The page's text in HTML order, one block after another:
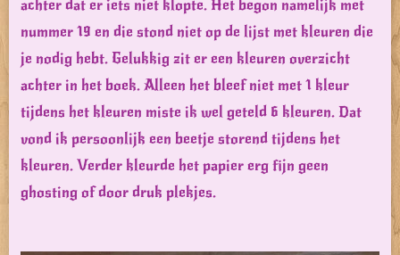
achter dat er iets niet klopte. Het begon namelijk met
nummer 19 en die stond niet op de lijst met kleuren die
je nodig hebt. Gelukkig zit er een kleuren overzicht
achter in het boek. Alleen het bleef niet met 1 kleur
tijdens het kleuren miste ik wel geteld 6 kleuren. Dat
vond ik persoonlijk een beetje storend tijdens het
kleuren. Verder kleurde het papier erg fijn geen
ghosting of door druk plekjes.